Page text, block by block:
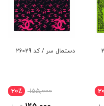
20٪
دستمال سر / کد 26018
155,000 20٪